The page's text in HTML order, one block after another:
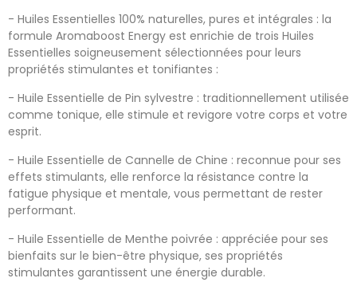
- Huiles Essentielles 100% naturelles, pures et intégrales : la
formule Aromaboost Energy est enrichie de trois Huiles
Essentielles soigneusement sélectionnées pour leurs
propriétés stimulantes et tonifiantes :
- Huile Essentielle de Pin sylvestre : traditionnellement utilisée
comme tonique, elle stimule et revigore votre corps et votre
esprit.
- Huile Essentielle de Cannelle de Chine : reconnue pour ses
effets stimulants, elle renforce la résistance contre la
fatigue physique et mentale, vous permettant de rester
performant.
- Huile Essentielle de Menthe poivrée : appréciée pour ses
bienfaits sur le bien-être physique, ses propriétés
stimulantes garantissent une énergie durable.